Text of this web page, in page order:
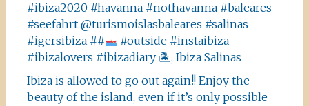
#ibiza2020 #havanna #nothavanna #baleares
#seefahrt @turismoislasbaleares #salinas
#igersibiza ##
#outside #instaibiza
#ibizalovers #ibizadiary 🏝, Ibiza Salinas
Ibiza is allowed to go out again!! Enjoy the
beauty of the island, even if it’s only possible